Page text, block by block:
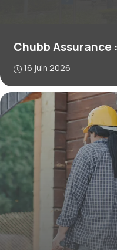
Chubb Assurance
16 juin 2026